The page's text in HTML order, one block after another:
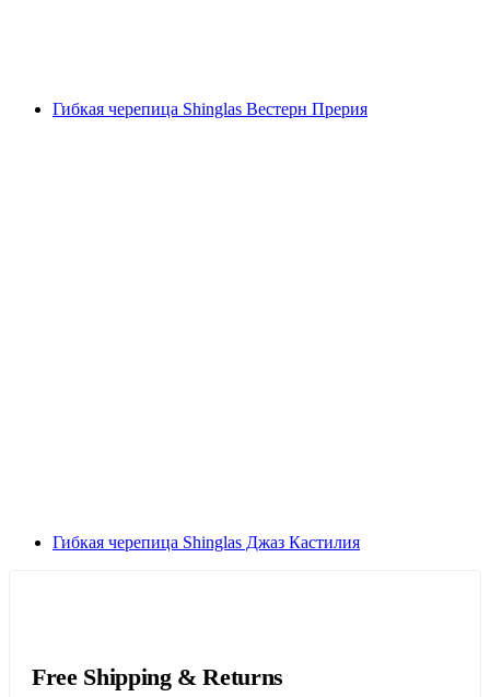
Гибкая черепица Shinglas Вестерн Прерия
Гибкая черепица Shinglas Джаз Кастилия
Free Shipping & Returns